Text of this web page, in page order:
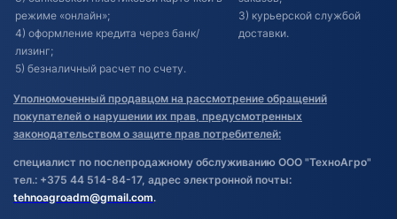
режиме «онлайн»;
4) оформление кредита через банк/
лизинг;
5) безналичный расчет по счету.
3) курьерской службой
доставки.
Уполномоченный продавцом на рассмотрение обращений
покупателей о нарушении их прав, предусмотренных
законодательством о защите прав потребителей:
специалист по послепродажному обслуживанию ООО "ТехноАгро"
тел.: +375 44 514-84-17, адрес электронной почты:
tehnoagroadm@gmail.com.